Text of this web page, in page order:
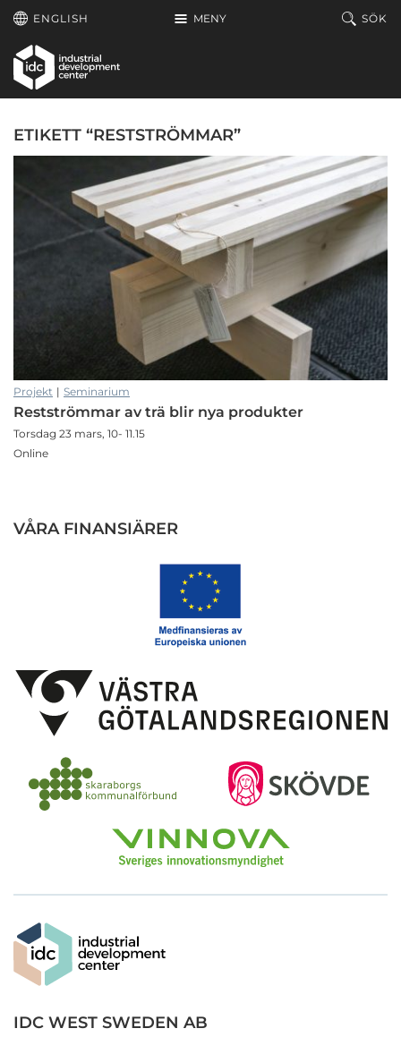
Hoppa till huvudinnehållet
MENY
ENGLISH SÖK
ETIKETT “RESTSTRÖMMAR”
Projekt | Seminarium
Restströmmar av trä blir nya produkter
Torsdag 23 mars, 10- 11.15
Online
VÅRA FINANSIÄRER
IDC WEST SWEDEN AB